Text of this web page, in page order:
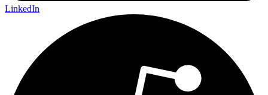
LinkedIn